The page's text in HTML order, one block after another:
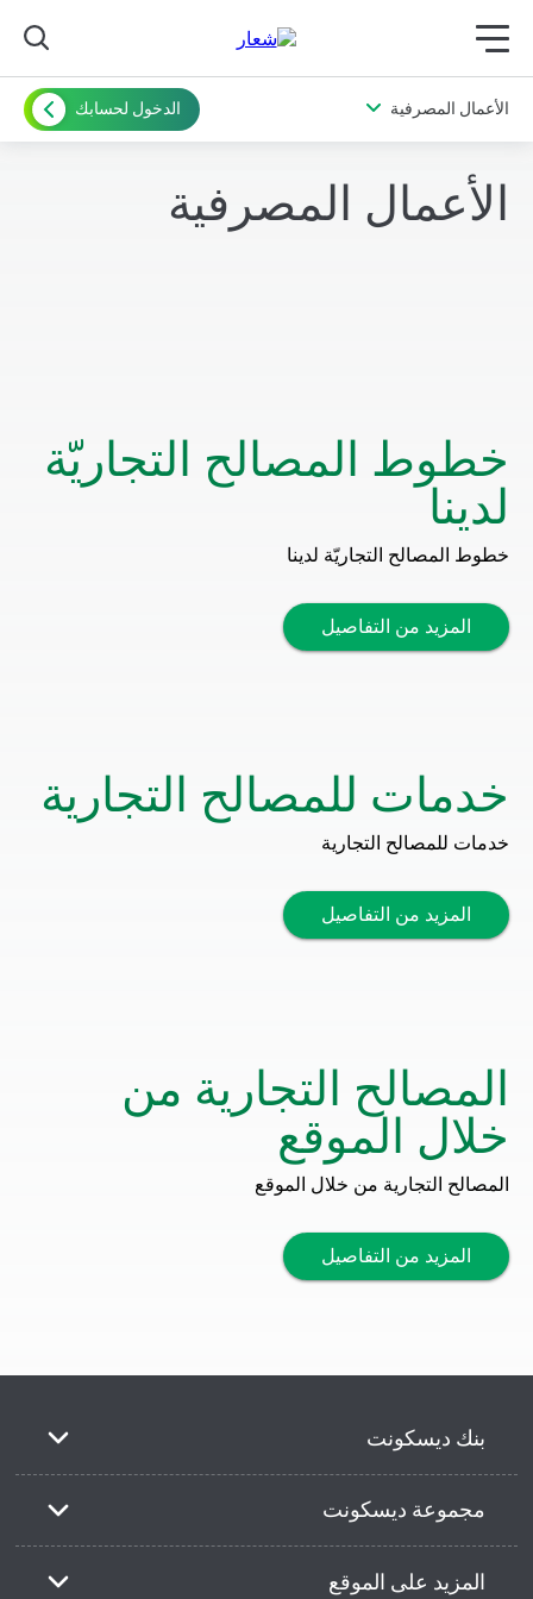
תפריט ראשי לנייד
الأعمال المصرفية الدخول لحسابك
الأعمال المصرفية
خطوط المصالح التجاريّة
لدينا
خطوط المصالح التجاريّة لدينا
المزيد من التفاصيل
خدمات للمصالح التجارية
خدمات للمصالح التجارية
المزيد من التفاصيل
المصالح التجارية من
خلال الموقع
المصالح التجارية من خلال الموقع
المزيد من التفاصيل
بنك ديسكونت
مجموعة ديسكونت
المزيد على الموقع